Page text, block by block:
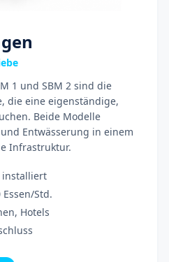
1 und SBM 2 sind die
die eine eigenständige,
Beide Modelle
Entwässerung in einem
Infrastruktur.
installiert
Std.
Hotels